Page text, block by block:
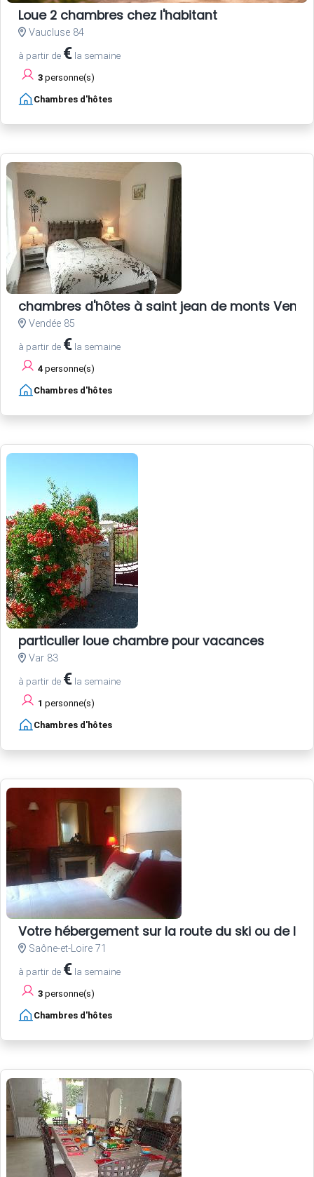
Loue 2 chambres chez l'habitant
Vaucluse 84
à partir de € la semaine
3 personne(s)
Chambres d'hôtes
chambres d'hôtes à saint jean de monts
Vendée 85
à partir de € la semaine
4 personne(s)
Chambres d'hôtes
particulier loue chambre pour vacances
Var 83
à partir de € la semaine
1 personne(s)
Chambres d'hôtes
Votre hébergement sur la route du ski ou de la
Saône-et-Loire 71
à partir de € la semaine
3 personne(s)
Chambres d'hôtes